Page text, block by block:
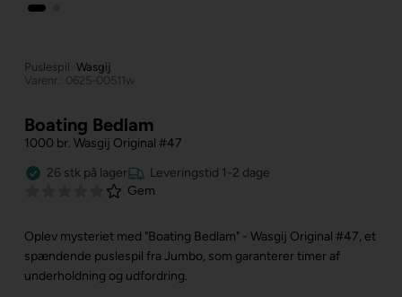
Puslespil Wasgij
Varenr.: 0625-00511w
Boating Bedlam
1000 br. Wasgij Original #47
26 stk på lager
Leveringstid 1-2 dage
Gem
Oplev mysteriet med "Boating Bedlam" - Wasgij Original #47, et
spændende puslespil fra Jumbo, som garanterer timer af
underholdning og udfordring.